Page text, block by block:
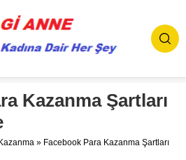
Kazanma Şartları
» Facebook Para Kazanma Şartları